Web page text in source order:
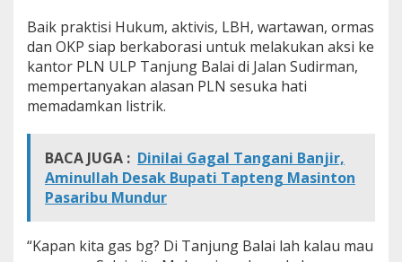
n
d
a
l
a
E
k
t
o
k
Baik praktisi Hukum, aktivis, LBH, wartawan, ormas
dan OKP siap berkaborasi untuk melakukan aksi ke
kantor PLN ULP Tanjung Balai di Jalan Sudirman,
mempertanyakan alasan PLN sesuka hati
memadamkan listrik.
BACA JUGA : Dinilai Gagal Tangani Banjir,
Aminullah Desak Bupati Tapteng Masinton
Pasaribu Mundur
“Kapan kita gas bg? Di Tanjung Balai lah kalau mau